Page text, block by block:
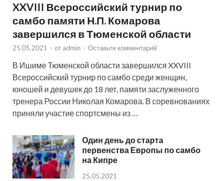
XXVIII Всероссийский турнир по
самбо памяти Н.П. Комарова
завершился в Тюменской области
25.05.2021 - от admin - Оставьте комментарий
В Ишиме Тюменской области завершился XXVIII
Всероссийский турнир по самбо среди женщин,
юношей и девушек до 18 лет, памяти заслуженного
тренера России Николая Комарова. В соревнованиях
приняли участие спортсмены из …
Один день до старта
первенства Европы по самбо
на Кипре
25.05.2021